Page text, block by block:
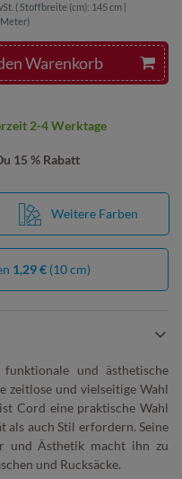
( Stoffbreite (cm): 145 cm |
Meter)
15 % Rabatt
Warenkorb
2-4 Werktage
Weitere Farben
1,29 € (10 cm)
und ästhetische
zeitlose und vielseitige Wahl
Cord eine praktische Wahl
als auch Stil erfordern. Seine
und Ästhetik macht ihn zu
und Rucksäcke.